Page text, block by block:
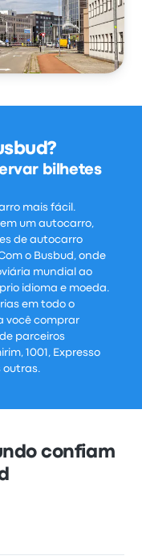
bilhetes
mais fácil.
um autocarro,
de autocarro
o Busbud, onde
mundial ao
idioma e moeda.
em todo o
você comprar
parceiros
1001, Expresso
outras.
confiam